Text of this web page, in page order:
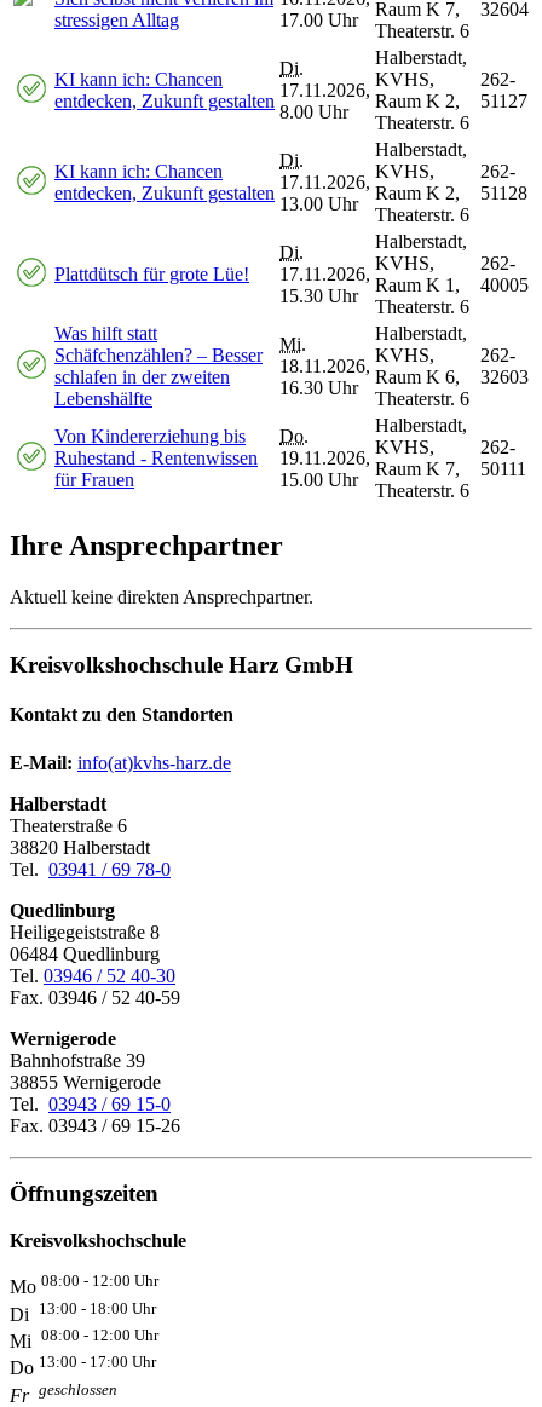
stressigen Alltag
17.00 Uhr
Raum K 7,
Theaterstr. 6
32604
KI kann ich: Chancen
entdecken, Zukunft gestalten
Di.
17.11.2026,
8.00 Uhr
Halberstadt,
KVHS,
Raum K 2,
Theaterstr. 6
262-
51127
KI kann ich: Chancen
entdecken, Zukunft gestalten
Di.
17.11.2026,
13.00 Uhr
Halberstadt,
KVHS,
Raum K 2,
Theaterstr. 6
262-
51128
Plattdütsch für grote Lüe!
Di.
17.11.2026,
15.30 Uhr
Halberstadt,
KVHS,
Raum K 1,
Theaterstr. 6
262-
40005
Was hilft statt
Schäfchenzählen? – Besser
schlafen in der zweiten
Lebenshälfte
Mi.
18.11.2026,
16.30 Uhr
Halberstadt,
KVHS,
Raum K 6,
Theaterstr. 6
262-
32603
Von Kindererziehung bis
Ruhestand - Rentenwissen
für Frauen
Do.
19.11.2026,
15.00 Uhr
Halberstadt,
KVHS,
Raum K 7,
Theaterstr. 6
262-
50111
Ihre Ansprechpartner
Aktuell keine direkten Ansprechpartner.
Kreisvolkshochschule Harz GmbH
Kontakt zu den Standorten
E-Mail: info(at)kvhs-harz.de
Halberstadt
Theaterstraße 6
38820 Halberstadt
Tel. 03941 / 69 78-0
Quedlinburg
Heiligegeiststraße 8
06484 Quedlinburg
Tel. 03946 / 52 40-30
Fax. 03946 / 52 40-59
Wernigerode
Bahnhofstraße 39
38855 Wernigerode
Tel. 03943 / 69 15-0
Fax. 03943 / 69 15-26
Öffnungszeiten
Kreisvolkshochschule
Mo 08:00 - 12:00 Uhr
Di 13:00 - 18:00 Uhr
Mi 08:00 - 12:00 Uhr
Do 13:00 - 17:00 Uhr
Fr geschlossen